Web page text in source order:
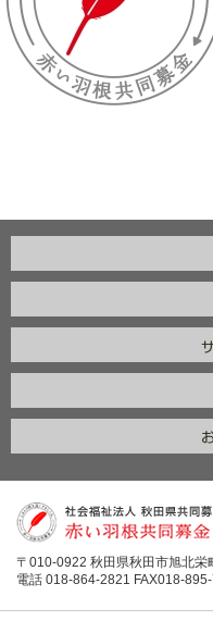
〒010-0922 秋田県秋田市旭北栄
電話 018-864-2821 FAX018-